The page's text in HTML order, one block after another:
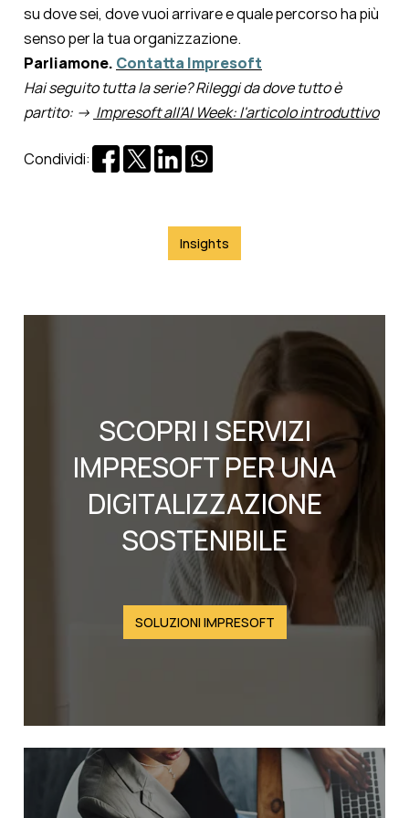
su dove sei, dove vuoi arrivare e quale percorso ha più
senso per la tua organizzazione.
Parliamone. Contatta Impresoft
Hai seguito tutta la serie? Rileggi da dove tutto è
partito: → Impresoft all'AI Week: l'articolo introduttivo
Condividi:
Insights
SCOPRI I SERVIZI
IMPRESOFT PER UNA
DIGITALIZZAZIONE
SOSTENIBILE
SOLUZIONI IMPRESOFT